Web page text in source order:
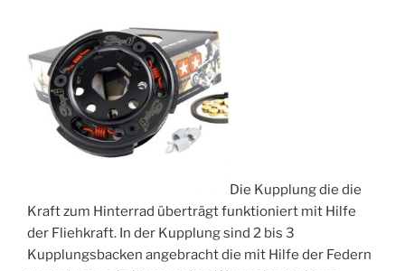
Die Kupplung die die
Kraft zum Hinterrad überträgt funktioniert mit Hilfe
der Fliehkraft. In der Kupplung sind 2 bis 3
Kupplungsbacken angebracht die mit Hilfe der Federn